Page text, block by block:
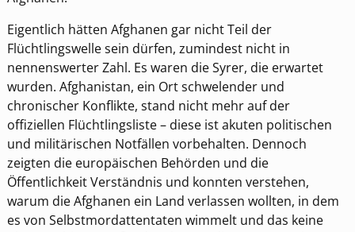
Eigentlich hätten Afghanen gar nicht Teil der
Flüchtlingswelle sein dürfen, zumindest nicht in
nennenswerter Zahl. Es waren die Syrer, die erwartet
wurden. Afghanistan, ein Ort schwelender und
chronischer Konflikte, stand nicht mehr auf der
offiziellen Flüchtlingsliste – diese ist akuten politischen
und militärischen Notfällen vorbehalten. Dennoch
zeigten die europäischen Behörden und die
Öffentlichkeit Verständnis und konnten verstehen,
warum die Afghanen ein Land verlassen wollten, in dem
es von Selbstmordattentaten wimmelt und das keine